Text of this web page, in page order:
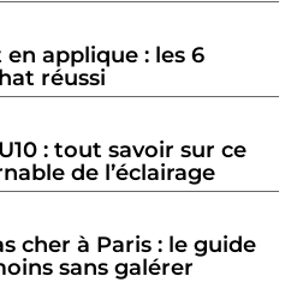
applique : les 6
réussi
: tout savoir sur ce
de l’éclairage
cher à Paris : le guide
sans galérer